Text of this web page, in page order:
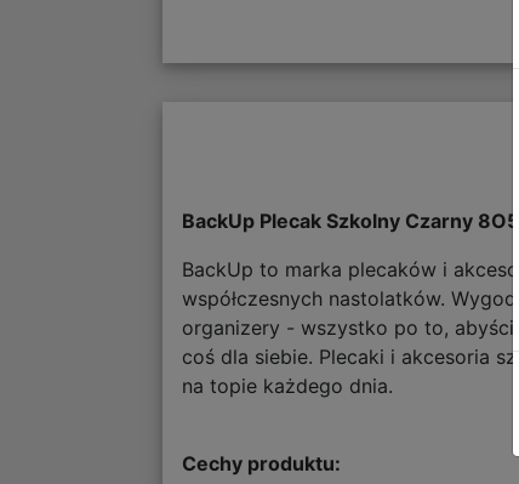
BackUp Plecak Szkolny Czarny
BackUp to marka plecaków i
współczesnych nastolatków.
organizery - wszystko po to,
coś dla siebie. Plecaki i akcesoria
na topie każdego dnia.
Cechy produktu: